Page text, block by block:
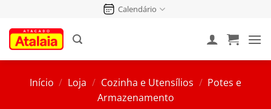
conteúdo
Calendário
Início / Loja / Cozinha e Utensílios / Potes e
Armazenamento